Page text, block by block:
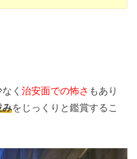
なく治安面での怖さ もあり
みをじっくりと鑑賞するこ